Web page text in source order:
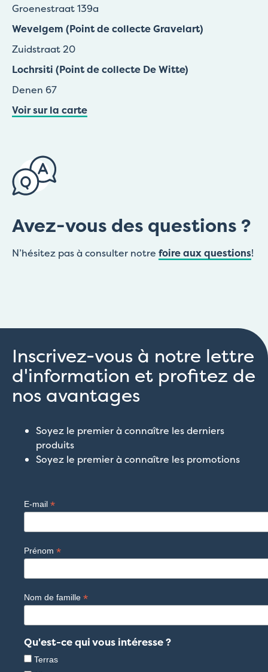
Groenestraat 139a
Wevelgem (Point de collecte Gravelart)
Zuidstraat 20
Lochrsiti (Point de collecte De Witte)
Denen 67
Voir sur la carte
Avez-vous des questions ?
N’hésitez pas à consulter notre foire aux questions!
Inscrivez-vous à notre lettre
d'information et profitez de
nos avantages
Soyez le premier à connaître les derniers
produits
Soyez le premier à connaître les promotions
E-mail *
Prénom *
Nom de famille *
Qu'est-ce qui vous intéresse ?
Terras